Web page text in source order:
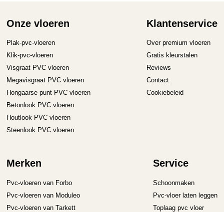
Onze vloeren
Plak-pvc-vloeren
Klik-pvc-vloeren
Visgraat PVC vloeren
Megavisgraat PVC vloeren
Hongaarse punt PVC vloeren
Betonlook PVC vloeren
Houtlook PVC vloeren
Steenlook PVC vloeren
Klantenservice
Over premium vloeren
Gratis kleurstalen
Reviews
Contact
Cookiebeleid
Merken
Pvc-vloeren van Forbo
Pvc-vloeren van Moduleo
Pvc-vloeren van Tarkett
Service
Schoonmaken
Pvc-vloer laten leggen
Toplaag pvc vloer